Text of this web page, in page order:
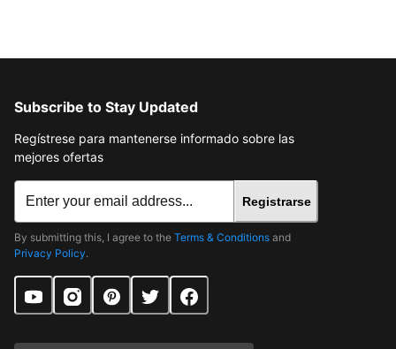
Subscribe to Stay Updated
Regístrese para mantenerse informado sobre las
mejores ofertas
Registrarse
By submitting this, I agree to the Terms & Conditions and
Privacy Policy.